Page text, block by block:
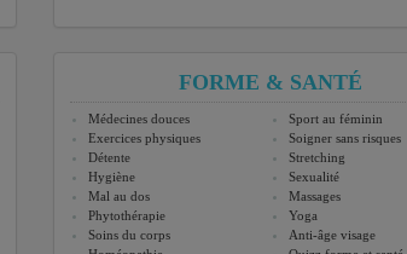
FORME & SANTÉ
Médecines douces
Sport au féminin
Exercices physiques
Soigner sans risques
Détente
Stretching
Hygiène
Sexualité
Mal au dos
Massages
Phytothérapie
Yoga
Soins du corps
Anti-âge visage